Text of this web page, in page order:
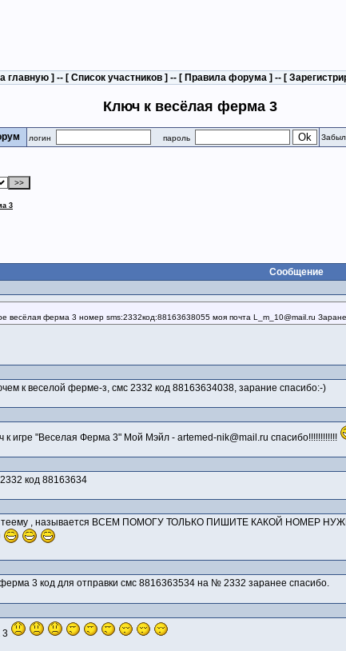
главную ] -- [ Список участников ] -- [ Правила форума ] -- [
Ключ к весёлая ферма 3
логин пароль
3
Сообщение
весёлая ферма 3 номер sms:2332код:88163638055 моя почта L_m_10@mail.ru
к веселой ферме-з, смс 2332 код 88163634038, зарание спасибо:-)
к игре "Веселая Ферма 3" Мой Мэйл - artemed-nik@mail.ru спасибо!!!!!!!!!!!!
код 88163634
теему , называется ВСЕМ ПОМОГУ ТОЛЬКО ПИШИТЕ КАКОЙ НОМЕР
3 код для отправки смс 8816363534 на № 2332 заранее спасибо.
3